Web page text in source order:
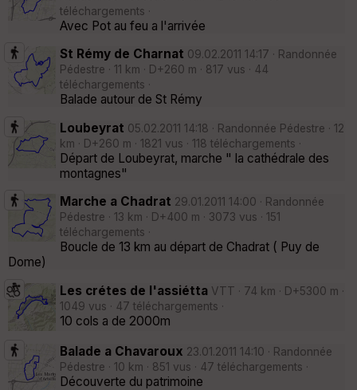
téléchargements ·
Avec Pot au feu a l'arrivée
St Rémy de Charnat 09.02.2011 14:17 · Randonnée
Pédestre · 11 km · D+260 m · 817 vus · 44
téléchargements ·
Balade autour de St Rémy
Loubeyrat 05.02.2011 14:18 · Randonnée Pédestre · 12
km · D+260 m · 1821 vus · 118 téléchargements ·
Départ de Loubeyrat, marche " la cathédrale des
montagnes"
Marche a Chadrat 29.01.2011 14:00 · Randonnée
Pédestre · 13 km · D+400 m · 3073 vus · 151
téléchargements ·
Boucle de 13 km au départ de Chadrat ( Puy de
Dome)
Les crétes de l'assiétta VTT · 74 km · D+5300 m ·
1049 vus · 47 téléchargements ·
10 cols a de 2000m
Balade a Chavaroux 23.01.2011 14:10 · Randonnée
Pédestre · 10 km · 851 vus · 47 téléchargements ·
Découverte du patrimoine